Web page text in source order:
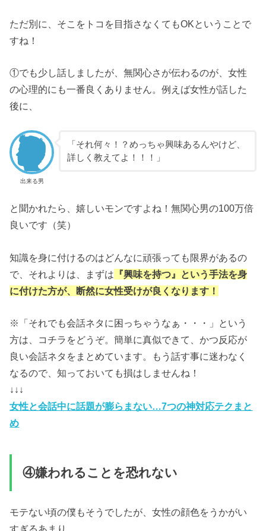
ただ別に、そこをトコを目指さなくてもOKということで
すね！
①でも少し話しましたが、無関心さが伝わるのが、女性
の心理的にも一番良くありません。例えば女性が話した
後に、
出来る男
「それ何々！？めっちゃ興味あるんやけど、
詳しく教えてよ！！！」
と聞かれたら、嬉しいモンですよね！無関心男の100万倍
良いです（笑）
知識を身に付けるのはどんなに頑張っても限界があるの
で、それよりは、まずは 『興味を持つ』という手法を身
に付けた方が、断然に女性受けが良くなります！
※「それでも会話ネタに困っちゃうなぁ・・・」という
方は、コチラをどうぞ。簡単に真似できて、かつ反応が
良い会話ネタをまとめています。もう話す事に迷わなく
なるので、知っておいても損はしませんね！
↓↓↓
女性と会話中に話題が膨らまない…7つの神対応テクまと
め
④嫌われることを恐れない
モテない頃の僕もそうでしたが、女性の顔色をうかがい
すぎるあまり、